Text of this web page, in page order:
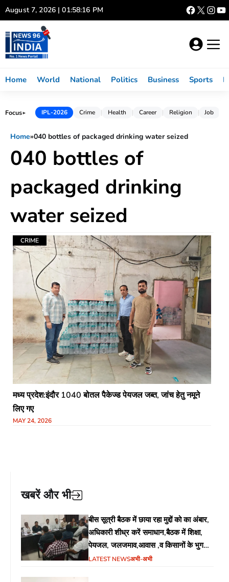
Skip
to
content
August 7, 2026 | 01:58:16 PM
Home World National Politics Business Sports
Focus► IPL-2026 Crime Health Career Religion Job
Home»040 bottles of packaged drinking water seized
040 bottles of
packaged drinking
water seized
CRIME
मध्य प्रदेश:इंदौर 1040 बोतल पैकेज्ड पेयजल जब्त, जांच हेतु नमूने
लिए गए
MAY 24, 2026
खबरें और भी
बीस सूत्री बैठक में छाया रहा मुद्दों को का अंबार,
अधिकारी शीध्र करें समाधान,बैठक में शिक्षा,
पेयजल, जलजमाव,आवास ,व किसानों के भुगतान
का उठा मुद्दा
LATEST NEWSअभी-अभी